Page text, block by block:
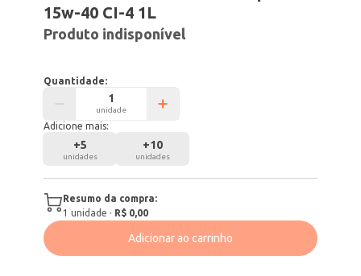
15w-40 CI-4 1L
Produto indisponível
Quantidade:
unidade
Adicione mais:
+5
unidades
+10
unidades
Resumo da compra:
1 unidade · R$ 0,00
Adicionar ao carrinho